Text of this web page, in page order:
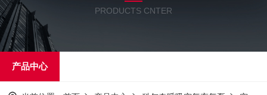
PRODUCTS CNTER
产品中心